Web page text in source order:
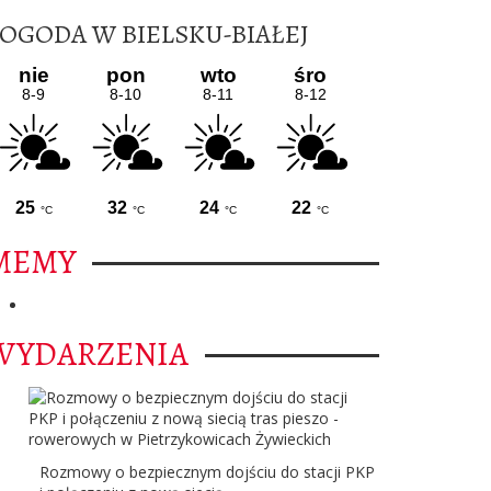
W BIELSKU-BIAŁEJ
Rozmowy o bezpiecznym dojściu do stacji PKP